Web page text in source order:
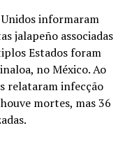
informaram
jalapeño associadas
Estados foram
no México. Ao
relataram infecção
mortes, mas 36